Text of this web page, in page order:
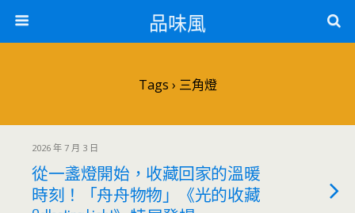
品味風
Tags › 三角燈
2026 年 7 月 3 日
從一盞燈開始，收藏回家的溫暖
時刻！「舟舟物物」《光的收藏